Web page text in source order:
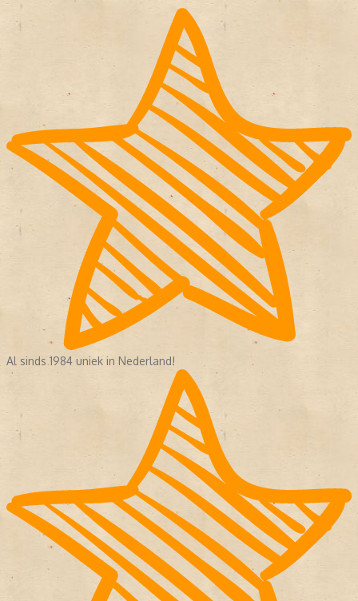
Al sinds 1984 uniek in Nederland!